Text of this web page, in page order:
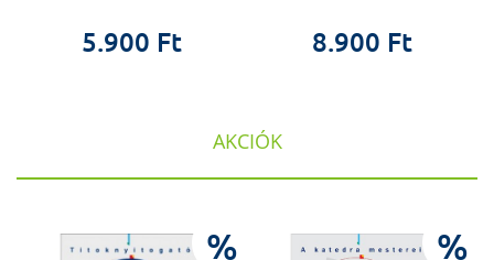
5.900 Ft 8.900 Ft
AKCIÓK
% %